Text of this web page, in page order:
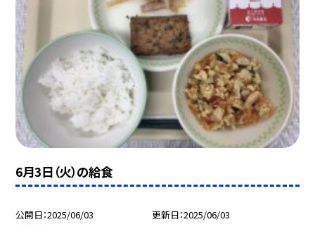
6月3日（火）の給食
公開日 2025/06/03 更新日 2025/06/03